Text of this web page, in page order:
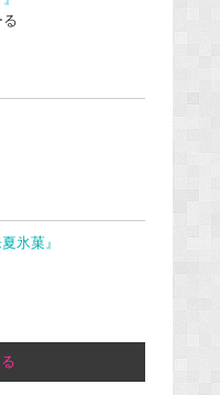
る
氷菓』